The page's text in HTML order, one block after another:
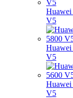
Huawei
V5
Huawei
V5
Huawei
V5